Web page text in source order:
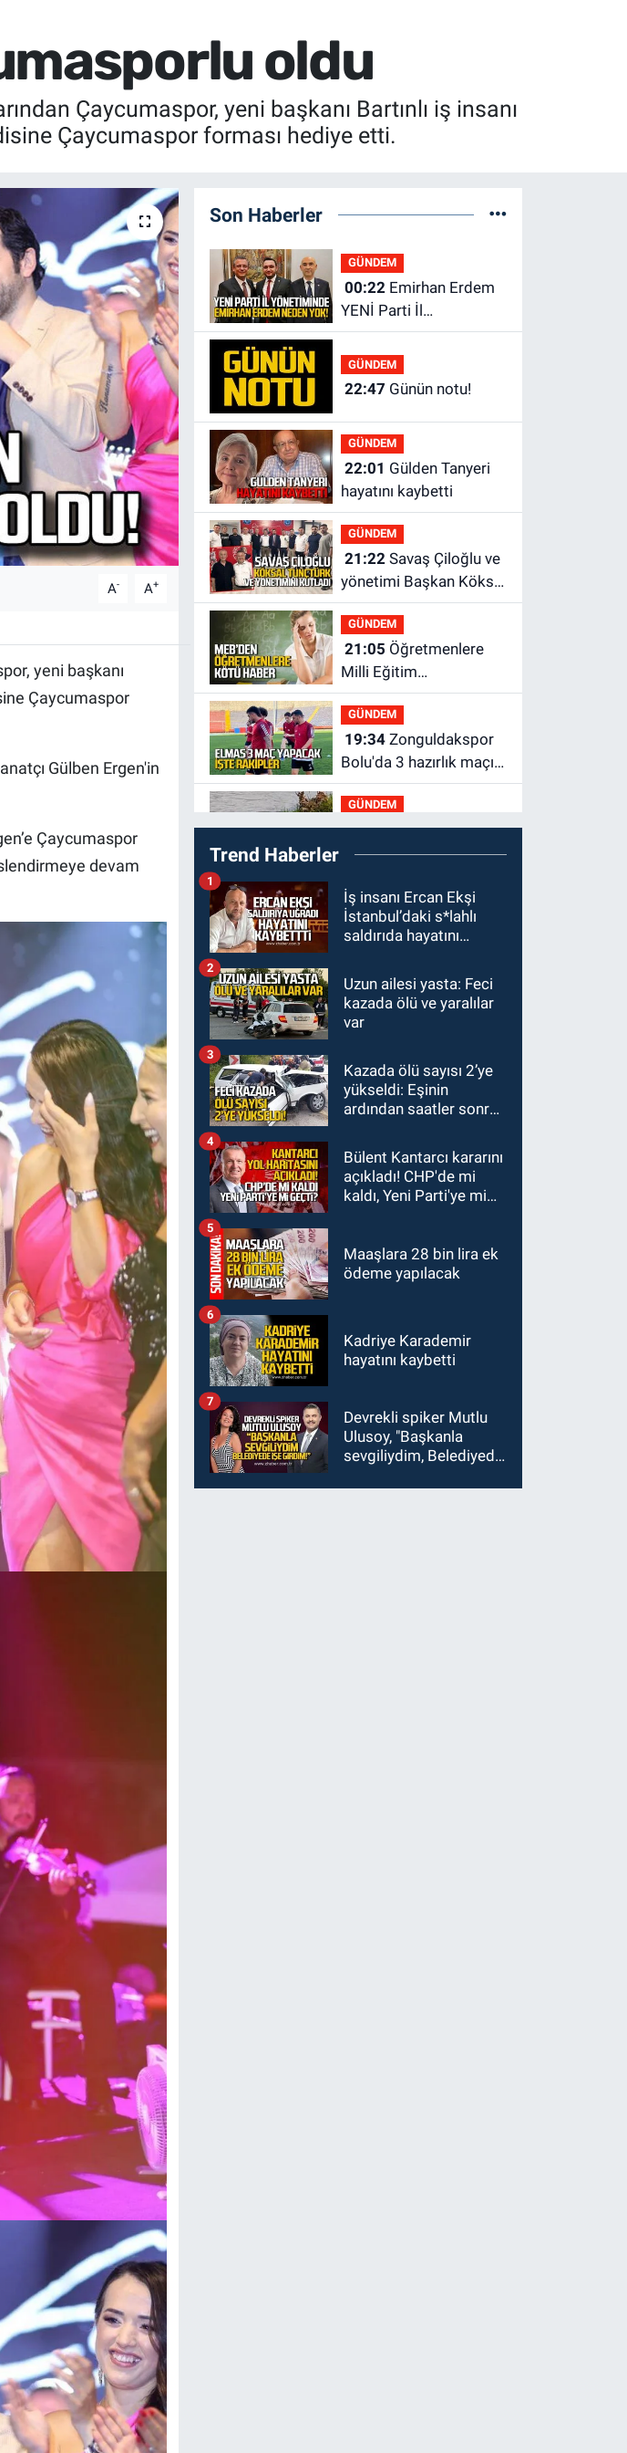
oldu
Çaycumaspor, yeni başkanı Bartınlı iş insanı
Çaycumaspor forması hediye etti.
A- A+
yeni başkanı
Çaycumaspor
Gülben Ergen'in
Çaycumaspor
devam
Son Haberler
GÜNDEM
00:22Emirhan Erdem
YENİ Parti İl
yönetiminden neden
yok?
GÜNDEM
22:47 Günün notu!
GÜNDEM
22:01
hayatını kaybetti
GÜNDEM
21:22Savaş Çiloğlu ve
yönetimi Başkan Köksal
Tunçtürk’ü kutladı
GÜNDEM
21:05
Milli Eğitim
Bakanlığı'ndan kötü
haber
GÜNDEM
19:34Zonguldakspor
Bolu'da 3 hazırlık maçı
oynayacak... İşte
rakipler...
GÜNDEM
19:27Çaycuma
ırmağında görüldü:
yaşadı
GÜNDEM
19:12TMO kabuklu
fındık alım fiyatlarını
GÜNDEM
18:52Zonguldak'ta
pitbul köpek anne ve
Tedavi altındalar
GÜNDEM
18:44Zonguldak'ta
araç yayaya çarptı: Ağır
altına alındı
Trend Haberler
İş insanı Ercan Ekşi
İstanbul’daki s*lahlı
saldırıda hayatını
1
Uzun ailesi yasta: Feci
kazada ölü ve yaralılar
var
2
Kazada ölü sayısı 2’ye
yükseldi: Eşinin
ardından saatler sonra
kaybetti
3
Bülent Kantarcı kararını
açıkladı! CHP'de mi
kaldı, Yeni Parti'ye mi
4
Maaşlara 28 bin lira ek
ödeme yapılacak
5
Kadriye Karademir
hayatını kaybetti
6
Devrekli spiker Mutlu
Ulusoy, "Başkanla
sevgiliydim, Belediyede
7